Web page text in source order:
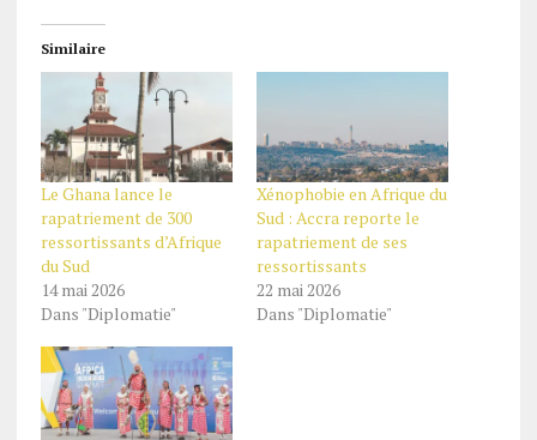
Similaire
Le Ghana lance le
rapatriement de 300
ressortissants d’Afrique
du Sud
14 mai 2026
Dans "Diplomatie"
Xénophobie en Afrique du
Sud : Accra reporte le
rapatriement de ses
ressortissants
22 mai 2026
Dans "Diplomatie"